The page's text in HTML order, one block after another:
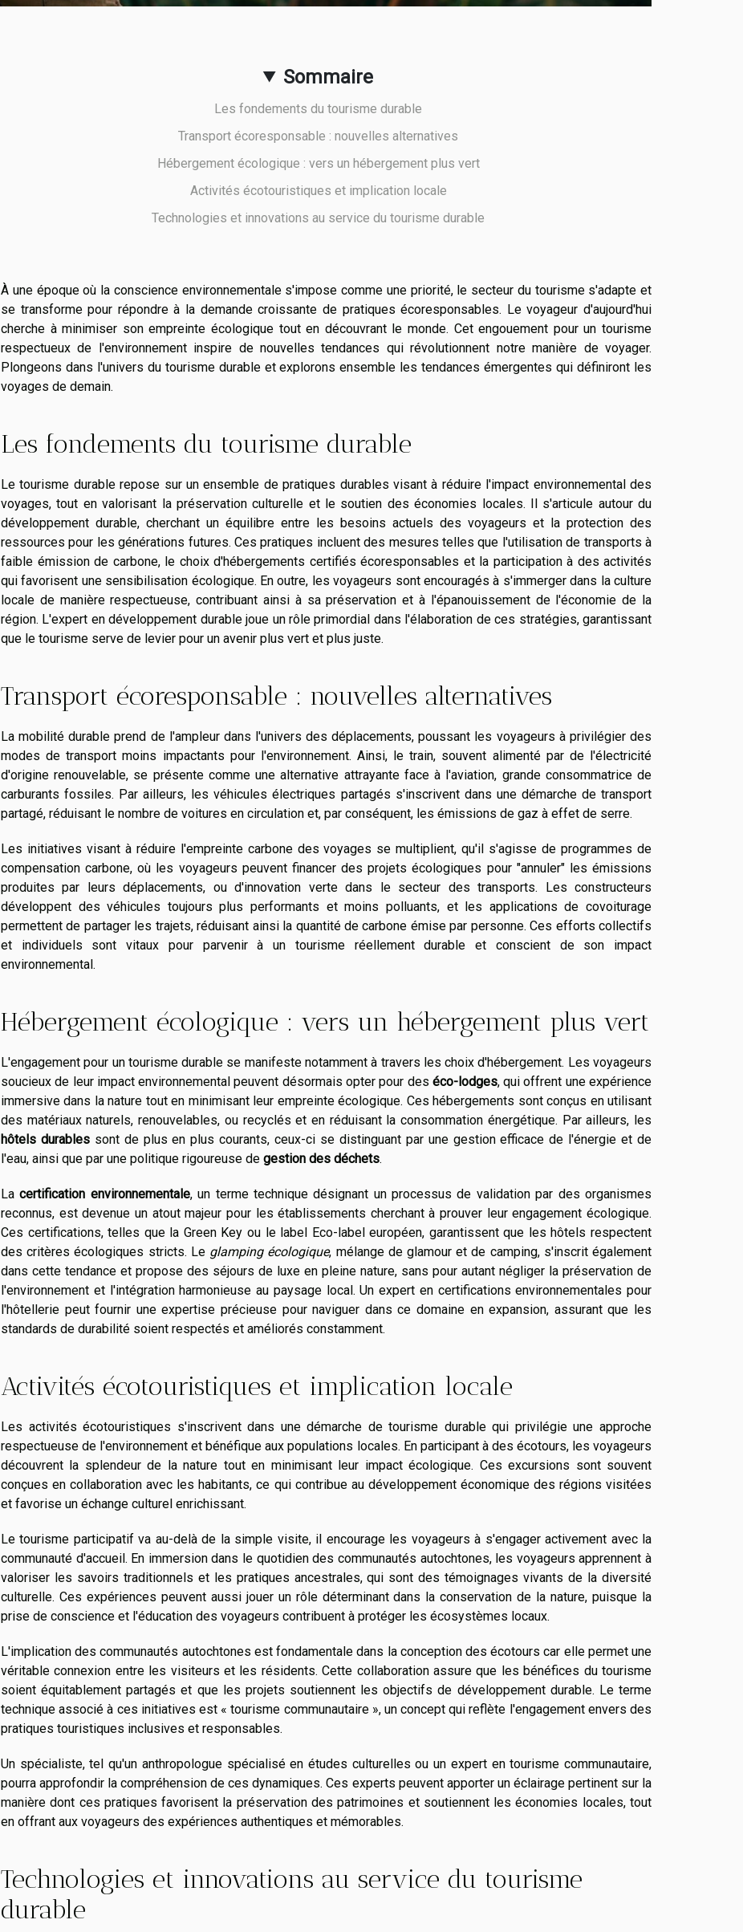
Sommaire
Les fondements du tourisme durable
Transport écoresponsable : nouvelles alternatives
Hébergement écologique : vers un hébergement plus vert
Activités écotouristiques et implication locale
Technologies et innovations au service du tourisme durable
À une époque où la conscience environnementale s'impose comme une priorité, le secteur du tourisme s'adapte et
se transforme pour répondre à la demande croissante de pratiques écoresponsables. Le voyageur d'aujourd'hui
cherche à minimiser son empreinte écologique tout en découvrant le monde. Cet engouement pour un tourisme
respectueux de l'environnement inspire de nouvelles tendances qui révolutionnent notre manière de voyager.
Plongeons dans l'univers du tourisme durable et explorons ensemble les tendances émergentes qui définiront les
voyages de demain.
Les fondements du tourisme durable
Le tourisme durable repose sur un ensemble de pratiques durables visant à réduire l'impact environnemental des
voyages, tout en valorisant la préservation culturelle et le soutien des économies locales. Il s'articule autour du
développement durable, cherchant un équilibre entre les besoins actuels des voyageurs et la protection des
ressources pour les générations futures. Ces pratiques incluent des mesures telles que l'utilisation de transports à
faible émission de carbone, le choix d'hébergements certifiés écoresponsables et la participation à des activités
qui favorisent une sensibilisation écologique. En outre, les voyageurs sont encouragés à s'immerger dans la culture
locale de manière respectueuse, contribuant ainsi à sa préservation et à l'épanouissement de l'économie de la
région. L'expert en développement durable joue un rôle primordial dans l'élaboration de ces stratégies, garantissant
que le tourisme serve de levier pour un avenir plus vert et plus juste.
Transport écoresponsable : nouvelles alternatives
La mobilité durable prend de l'ampleur dans l'univers des déplacements, poussant les voyageurs à privilégier des
modes de transport moins impactants pour l'environnement. Ainsi, le train, souvent alimenté par de l'électricité
d'origine renouvelable, se présente comme une alternative attrayante face à l'aviation, grande consommatrice de
carburants fossiles. Par ailleurs, les véhicules électriques partagés s'inscrivent dans une démarche de transport
partagé, réduisant le nombre de voitures en circulation et, par conséquent, les émissions de gaz à effet de serre.
Les initiatives visant à réduire l'empreinte carbone des voyages se multiplient, qu'il s'agisse de programmes de
compensation carbone, où les voyageurs peuvent financer des projets écologiques pour "annuler" les émissions
produites par leurs déplacements, ou d'innovation verte dans le secteur des transports. Les constructeurs
développent des véhicules toujours plus performants et moins polluants, et les applications de covoiturage
permettent de partager les trajets, réduisant ainsi la quantité de carbone émise par personne. Ces efforts collectifs
et individuels sont vitaux pour parvenir à un tourisme réellement durable et conscient de son impact
environnemental.
Hébergement écologique : vers un hébergement plus vert
L'engagement pour un tourisme durable se manifeste notamment à travers les choix d'hébergement. Les voyageurs
soucieux de leur impact environnemental peuvent désormais opter pour des éco-lodges, qui offrent une expérience
immersive dans la nature tout en minimisant leur empreinte écologique. Ces hébergements sont conçus en utilisant
des matériaux naturels, renouvelables, ou recyclés et en réduisant la consommation énergétique. Par ailleurs, les
hôtels durablessont de plus en plus courants, ceux-ci se distinguant par une gestion efficace de l'énergie et de
l'eau, ainsi que par une politique rigoureuse de gestion des déchets.
Lacertification environnementale, un terme technique désignant un processus de validation par des organismes
reconnus, est devenue un atout majeur pour les établissements cherchant à prouver leur engagement écologique.
Ces certifications, telles que la Green Key ou le label Eco-label européen, garantissent que les hôtels respectent
des critères écologiques stricts. Le glamping écologique, mélange de glamour et de camping, s'inscrit également
dans cette tendance et propose des séjours de luxe en pleine nature, sans pour autant négliger la préservation de
l'environnement et l'intégration harmonieuse au paysage local. Un expert en certifications environnementales pour
l'hôtellerie peut fournir une expertise précieuse pour naviguer dans ce domaine en expansion, assurant que les
standards de durabilité soient respectés et améliorés constamment.
Activités écotouristiques et implication locale
Les activités écotouristiques s'inscrivent dans une démarche de tourisme durable qui privilégie une approche
respectueuse de l'environnement et bénéfique aux populations locales. En participant à des écotours, les voyageurs
découvrent la splendeur de la nature tout en minimisant leur impact écologique. Ces excursions sont souvent
conçues en collaboration avec les habitants, ce qui contribue au développement économique des régions visitées
et favorise un échange culturel enrichissant.
Le tourisme participatif va au-delà de la simple visite, il encourage les voyageurs à s'engager activement avec la
communauté d'accueil. En immersion dans le quotidien des communautés autochtones, les voyageurs apprennent à
valoriser les savoirs traditionnels et les pratiques ancestrales, qui sont des témoignages vivants de la diversité
culturelle. Ces expériences peuvent aussi jouer un rôle déterminant dans la conservation de la nature, puisque la
prise de conscience et l'éducation des voyageurs contribuent à protéger les écosystèmes locaux.
L'implication des communautés autochtones est fondamentale dans la conception des écotours car elle permet une
véritable connexion entre les visiteurs et les résidents. Cette collaboration assure que les bénéfices du tourisme
soient équitablement partagés et que les projets soutiennent les objectifs de développement durable. Le terme
technique associé à ces initiatives est « tourisme communautaire », un concept qui reflète l'engagement envers des
pratiques touristiques inclusives et responsables.
Un spécialiste, tel qu'un anthropologue spécialisé en études culturelles ou un expert en tourisme communautaire,
pourra approfondir la compréhension de ces dynamiques. Ces experts peuvent apporter un éclairage pertinent sur la
manière dont ces pratiques favorisent la préservation des patrimoines et soutiennent les économies locales, tout
en offrant aux voyageurs des expériences authentiques et mémorables.
Technologies et innovations au service du tourisme
durable